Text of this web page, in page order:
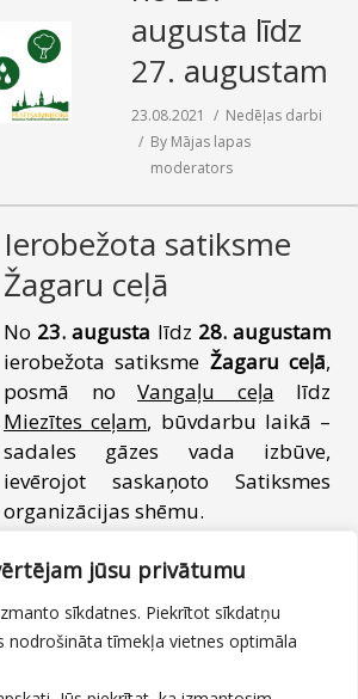
jūsu privātumu
sīkdatnes. Piekrītot sīkdatņu
nodrošināta tīmekļa vietnes optimāla
augusta līdz
27. augustam
23.08.2021
Nedēļas darbi
By Mājas lapas
moderators
Ierobežota satiksme
Žagaru ceļā
No 23. augusta līdz 28. augustam
ierobežota satiksme Žagaru ceļā,
posmā no Vangaļu ceļa līdz
Miezītes ceļam, būvdarbu laikā –
sadales gāzes vada izbūve,
ievērojot saskaņoto Satiksmes
organizācijas shēmu.
Informāciju sagatavoja Jelgavas
“Pilsētsaimniecība”, kontakttālrunis
63048619.